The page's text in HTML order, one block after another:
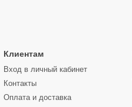
Клиентам
Вход в личный кабинет
Контакты
Оплата и доставка